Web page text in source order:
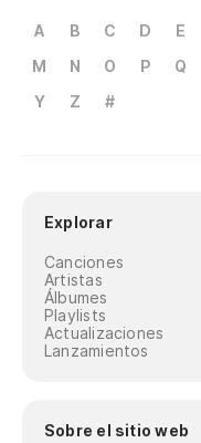
A B C D E
M
N O P Q
Y
Z #
Explorar
Canciones
Artistas
Álbumes
Playlists
Actualizaciones
Lanzamientos
Sobre el sitio web